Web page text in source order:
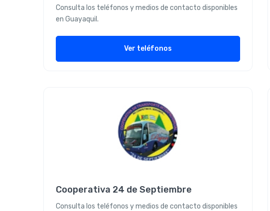
Consulta los teléfonos y medios de contacto disponibles
en Guayaquil.
Ver teléfonos
Cooperativa 24 de Septiembre
Consulta los teléfonos y medios de contacto disponibles